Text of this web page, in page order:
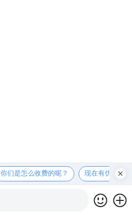
你们是怎么收费的呢？ 现在有优惠活